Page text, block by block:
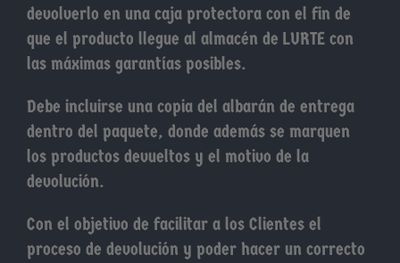
devolverlo en una caja protectora con el fin de
que el producto llegue al almacén de LURTE con
las máximas garantías posibles.
Debe incluirse una copia del albarán de entrega
dentro del paquete, donde además se marquen
los productos devueltos y el motivo de la
devolución.
Con el objetivo de facilitar a los Clientes el
proceso de devolución y poder hacer un correcto